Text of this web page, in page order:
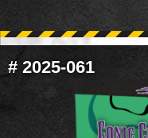
# 2025-061